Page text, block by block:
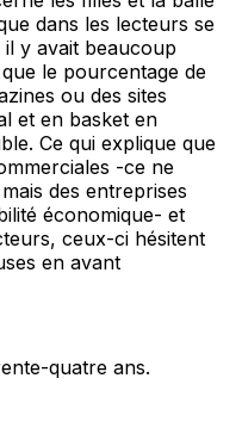
dans les lecteurs se
y avait beaucoup
que le pourcentage de
ou des sites
et en basket en
Ce qui explique que
-ce ne
des entreprises
économique- et
ceux-ci hésitent
en avant
quatre ans.